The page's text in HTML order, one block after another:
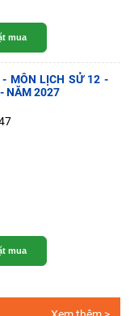
mua
MÔN LỊCH SỬ 12 -
NĂM 2027
mua